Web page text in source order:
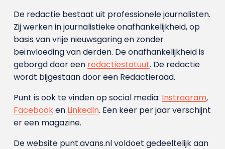
De redactie bestaat uit professionele journalisten.
Zij werken in journalistieke onafhankelijkheid, op
basis van vrije nieuwsgaring en zonder
beïnvloeding van derden. De onafhankelijkheid is
geborgd door een redactiestatuut. De redactie
wordt bijgestaan door een Redactieraad.
Punt is ook te vinden op social media: Instragram,
Facebooken LinkedIn. Een keer per jaar verschijnt
er een magazine.
De website punt.avans.nl voldoet gedeeltelijk aan